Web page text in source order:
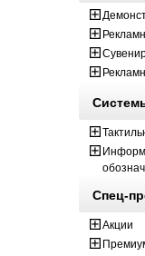
Спец-
Акции